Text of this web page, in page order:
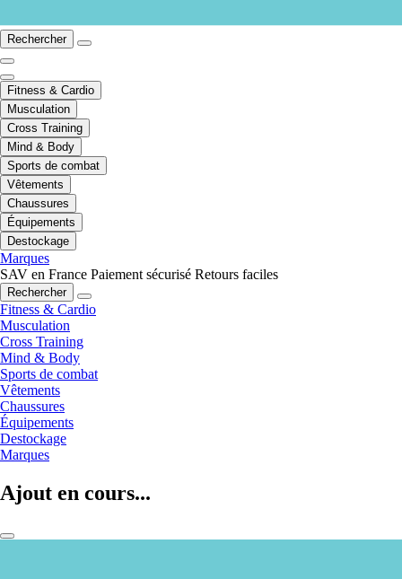
Rechercher
Fitness & Cardio
Musculation
Cross Training
Mind & Body
Sports de combat
Vêtements
Chaussures
Équipements
Destockage
Marques
SAV en France Paiement sécurisé Retours faciles
Rechercher
Fitness & Cardio
Musculation
Cross Training
Mind & Body
Sports de combat
Vêtements
Chaussures
Équipements
Destockage
Marques
Ajout en cours...